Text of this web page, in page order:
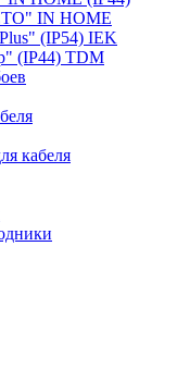
IN HOME
(IP54) IEK
(IP44) TDM
кабеля